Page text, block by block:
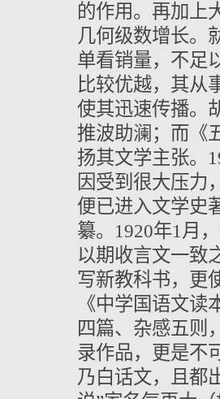
的作用。再加上
几何级数增长。
单看销量，不足
比较优越，其从
使其迅速传播。
推波助澜；而《
扬其文学主张。
因受到很大压力
便已进入文学史
纂。1920年1月
以期收言文一致
写新教科书，更
《中学国语文
四篇、杂感五则
录作品，更是不
乃白话文，且都